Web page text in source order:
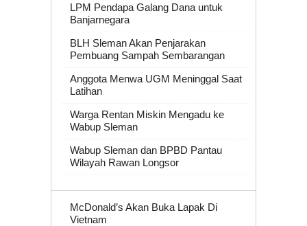
LPM Pendapa Galang Dana untuk
Banjarnegara
BLH Sleman Akan Penjarakan
Pembuang Sampah Sembarangan
Anggota Menwa UGM Meninggal Saat
Latihan
Warga Rentan Miskin Mengadu ke
Wabup Sleman
Wabup Sleman dan BPBD Pantau
Wilayah Rawan Longsor
McDonald’s Akan Buka Lapak Di
Vietnam